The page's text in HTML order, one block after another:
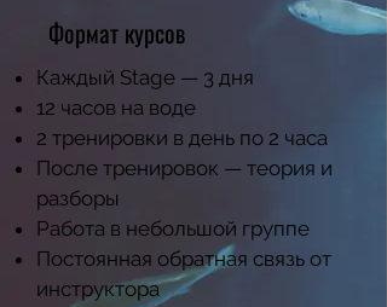
Формат курсов
Каждый Stage — 3 дня
12 часов на воде
2 тренировки в день по 2 часа
После тренировок — теория и
разборы
Работа в небольшой группе
Постоянная обратная связь от
инструктора